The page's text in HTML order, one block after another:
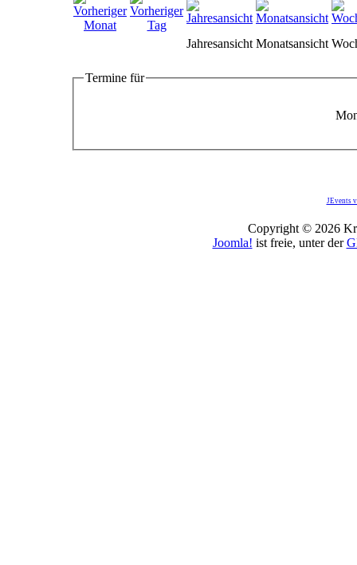
Jahresansicht Monatsansicht
Termine für
JEvents
Copyright © 2026
Joomla! ist freie, unter der